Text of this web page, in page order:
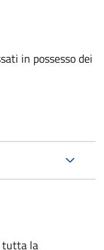
in possesso dei
tutta la